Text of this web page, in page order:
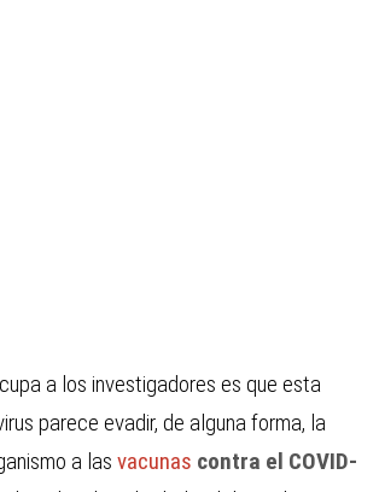
a los investigadores es que esta
parece evadir, de alguna forma, la
a las vacunas contra el COVID-